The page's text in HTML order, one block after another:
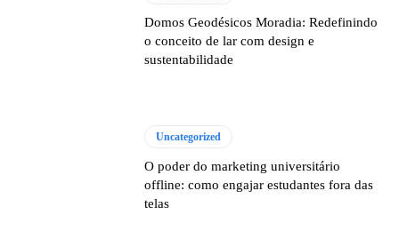
Domos Geodésicos Moradia: Redefinindo
o conceito de lar com design e
sustentabilidade
Uncategorized
O poder do marketing universitário
offline: como engajar estudantes fora das
telas